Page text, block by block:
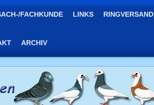
FACHKUNDE LINKS RINGVERSAND
ARCHIV